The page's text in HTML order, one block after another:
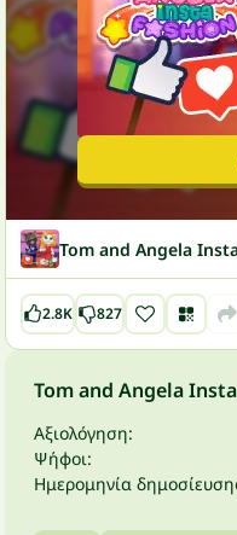
Tom and Angela
2.8K 827
Tom and Angela
Αξιολόγηση:
Ψήφοι:
Ημερομηνία